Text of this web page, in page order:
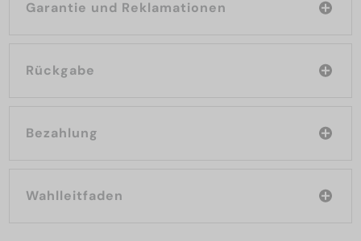
Garantie und Reklamationen
Rückgabe
Bezahlung
Wahlleitfaden